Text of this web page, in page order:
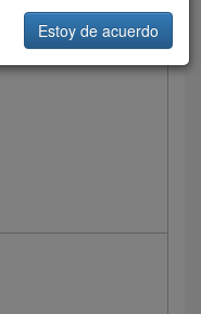
Estoy de acuerdo